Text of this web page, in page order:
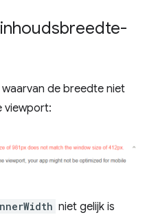
de breedte niet
viewport:
niet gelijk is